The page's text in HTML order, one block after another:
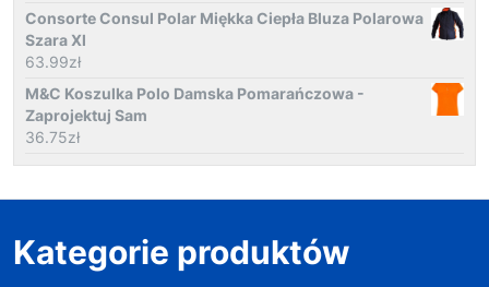
Consorte Consul Polar Miękka Ciepła Bluza Polarowa
Szara Xl
63.99zł
M&C Koszulka Polo Damska Pomarańczowa -
Zaprojektuj Sam
36.75zł
Kategorie produktów